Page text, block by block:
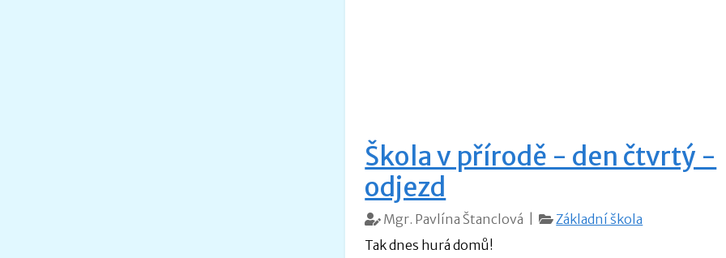
Škola v přírodě - den čtvrtý -
odjezd
Mgr. Pavlína Štanclová |
Základní škola
Tak dnes hurá domů!